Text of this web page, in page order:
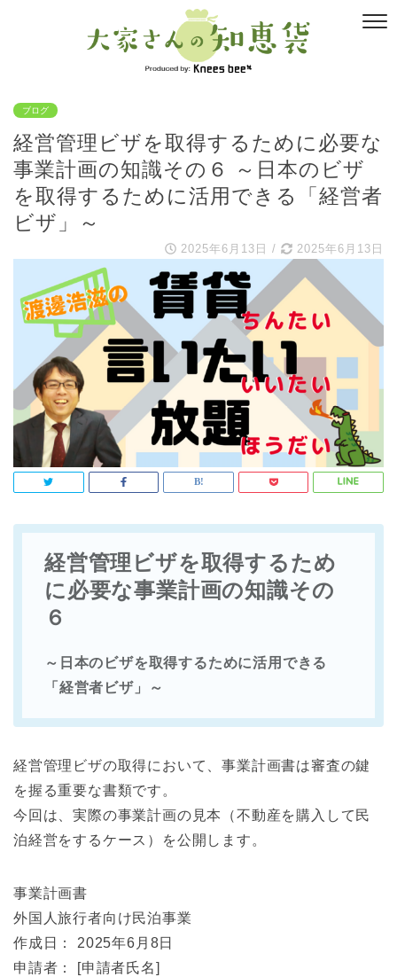
ブログ
経営管理ビザを取得するために必要な
事業計画の知識その６ ～日本のビザ
を取得するために活用できる「経営者
ビザ」～
2025年6月13日 / 2025年6月13日
経営管理ビザを取得するため
に必要な事業計画の知識その
６
～日本のビザを取得するために活用できる
「経営者ビザ」～
経営管理ビザの取得において、事業計画書は審査の鍵
を握る重要な書類です。
今回は、実際の事業計画の見本（不動産を購入して民
泊経営をするケース）を公開します。
事業計画書
外国人旅行者向け民泊事業
作成日： 2025年6月8日
申請者： [申請者氏名]